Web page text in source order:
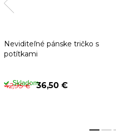
Neviditeľné pánske tričko s
potítkami
42,95 € 36,50 €
Skladom